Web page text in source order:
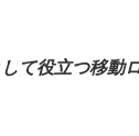
して役立つ移動